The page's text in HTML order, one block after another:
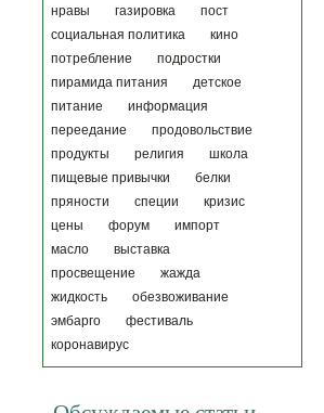
нравы
газировка
пост
социальная политика
кино
потребление
подростки
пирамида питания
детское
питание
информация
переедание
продовольствие
продукты
религия
школа
пищевые привычки
белки
пряности
специи
кризис
цены
форум
импорт
масло
выставка
просвещение
жажда
жидкость
обезвоживание
эмбарго
фестиваль
коронавирус